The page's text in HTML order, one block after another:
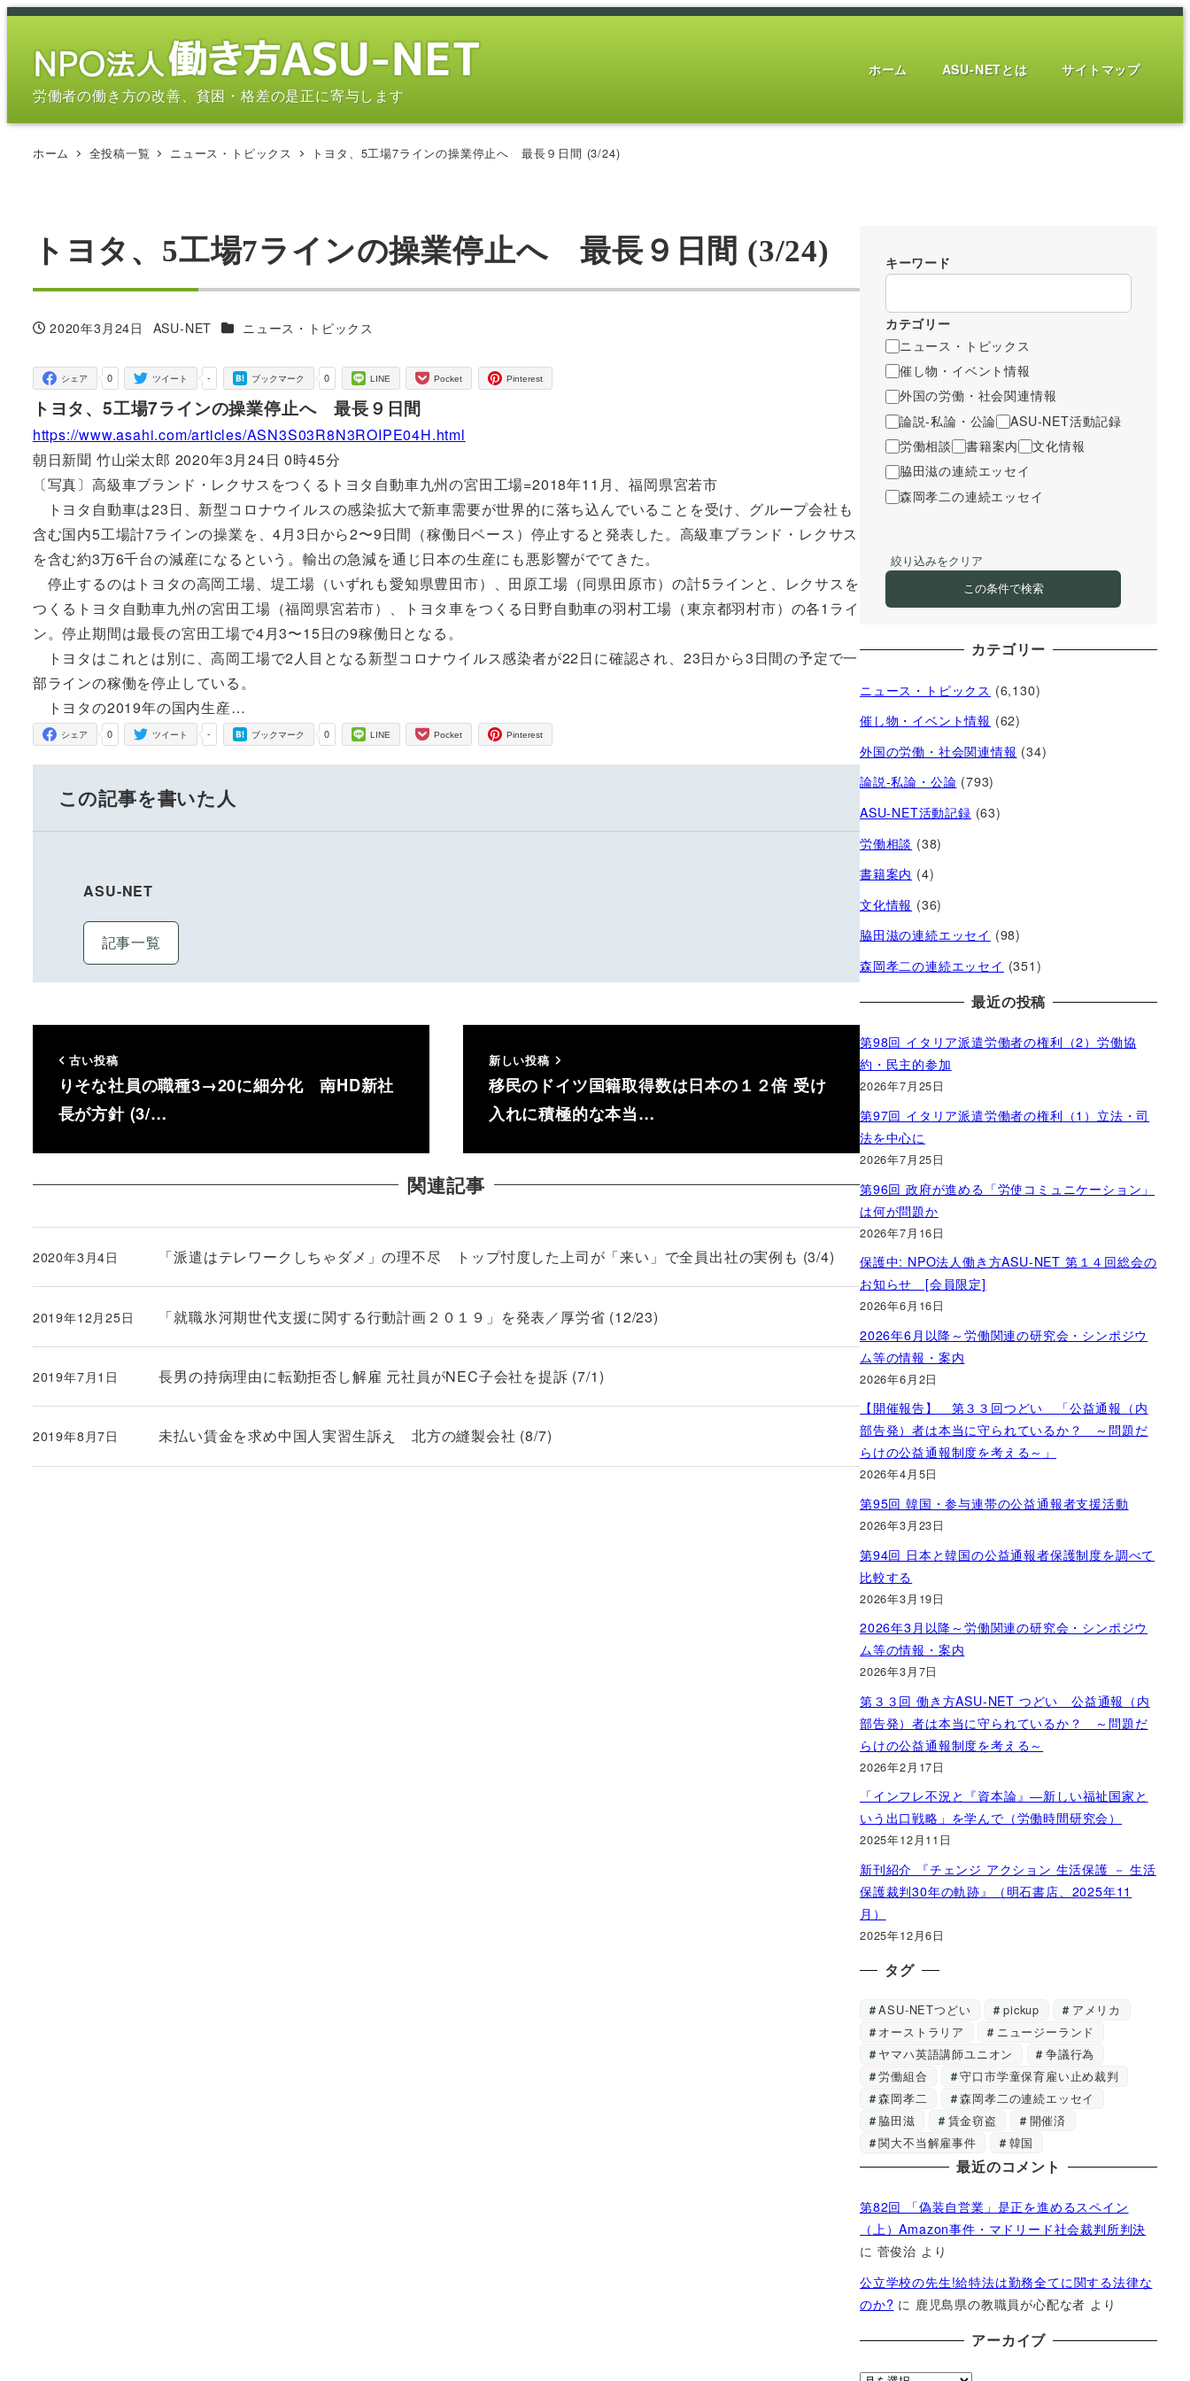
メ
労働者の働き方の改善、貧困・格差の是正に寄与します
ホーム ASU-NETとは サイトマップ
ホーム 全投稿一覧 ニュース・トピックス トヨタ、5工場7ラインの操業停止へ 最長９日間 (3/24)
トヨタ、5工場7ラインの操業停止へ 最長９日間 (3/24)
投稿日
2020年3月24日
著
ASU-NET カテゴリー
ニュース・トピックス
0
シェア -
ツイート 0
ブックマーク LINE Pocket Pinterest
トヨタ、5工場7ラインの操業停止へ 最長９日間
https://www.asahi.com/articles/ASN3S03R8N3ROIPE04H.html
朝日新聞 竹山栄太郎 2020年3月24日 0時45分
〔写真〕高級車ブランド・レクサスをつくるトヨタ自動車九州の宮田工場=2018年11月、福岡県宮若市
トヨタ自動車は23日、新型コロナウイルスの感染拡大で新車需要が世界的に落ち込んでいることを受け、グループ会社も
含む国内5工場計7ラインの操業を、4月3日から2〜9日間（稼働日ベース）停止すると発表した。高級車ブランド・レクサス
を含む約3万6千台の減産になるという。輸出の急減を通じ日本の生産にも悪影響がでてきた。
停止するのはトヨタの高岡工場、堤工場（いずれも愛知県豊田市）、田原工場（同県田原市）の計5ラインと、レクサスを
つくるトヨタ自動車九州の宮田工場（福岡県宮若市）、トヨタ車をつくる日野自動車の羽村工場（東京都羽村市）の各1ライ
ン。停止期間は最長の宮田工場で4月3〜15日の9稼働日となる。
トヨタはこれとは別に、高岡工場で2人目となる新型コロナウイルス感染者が22日に確認され、23日から3日間の予定で一
部ラインの稼働を停止している。
トヨタの2019年の国内生産…
0
シェア -
ツイート 0
ブックマーク LINE Pocket Pinterest
この記事を書いた人
ASU-NET
記事一覧
古い投稿
りそな社員の職種3→20に細分化 南HD新社
長が方針 (3/…
新しい投稿
移民のドイツ国籍取得数は日本の１２倍 受け
入れに積極的な本当…
関連記事
「派遣はテレワークしちゃダメ」の理不尽 トップ忖度した上司が「来い」で全員出社の実例も (3/4)
投稿日
2020年3月4日
「就職氷河期世代支援に関する行動計画２０１９」を発表／厚労省 (12/23)
投稿日
2019年12月25日
長男の持病理由に転勤拒否し解雇 元社員がNEC子会社を提訴 (7/1)
投稿日
2019年7月1日
未払い賃金を求め中国人実習生訴え 北方の縫製会社 (8/7)
投稿日
2019年8月7日
キーワード
カテゴリー
ニュース・トピックス
催し物・イベント情報
外国の労働・社会関連情報
論説-私論・公論
ASU-NET活動記録
労働相談
書籍案内
文化情報
脇田滋の連続エッセイ
森岡孝二の連続エッセイ
絞り込みをクリア
この条件で検索
カテゴリー
ニュース・トピックス (6,130)
催し物・イベント情報 (62)
外国の労働・社会関連情報 (34)
論説-私論・公論 (793)
ASU-NET活動記録 (63)
労働相談 (38)
書籍案内 (4)
文化情報 (36)
脇田滋の連続エッセイ (98)
森岡孝二の連続エッセイ (351)
最近の投稿
第98回 イタリア派遣労働者の権利（2）労働協
約・民主的参加
2026年7月25日
第97回 イタリア派遣労働者の権利（1）立法・司
法を中心に
2026年7月25日
第96回 政府が進める「労使コミュニケーション」
は何が問題か
2026年7月16日
保護中: NPO法人働き方ASU-NET 第１４回総会の
お知らせ [会員限定]
2026年6月16日
2026年6月以降～労働関連の研究会・シンポジウ
ム等の情報・案内
2026年6月2日
【開催報告】 第３３回つどい 「公益通報（内
部告発）者は本当に守られているか？ ～問題だ
らけの公益通報制度を考える～」
2026年4月5日
第95回 韓国・参与連帯の公益通報者支援活動
2026年3月23日
第94回 日本と韓国の公益通報者保護制度を調べて
比較する
2026年3月19日
2026年3月以降～労働関連の研究会・シンポジウ
ム等の情報・案内
2026年3月7日
第３３回 働き方ASU-NET つどい 公益通報（内
部告発）者は本当に守られているか？ ～問題だ
らけの公益通報制度を考える～
2026年2月17日
「インフレ不況と『資本論』―新しい福祉国家と
いう出口戦略」を学んで（労働時間研究会）
2025年12月11日
新刊紹介 『チェンジ アクション 生活保護 － 生活
保護裁判30年の軌跡』（明石書店、2025年11
月）
2025年12月6日
タグ
ASU-NETつどい pickup
アメリカ
オーストラリア
ニュージーランド
ヤマハ英語講師ユニオン
争議行為
労働組合
守口市学童保育雇い止め裁判
森岡孝二
森岡孝二の連続エッセイ
脇田滋
賃金窃盗
開催済
関大不当解雇事件
韓国
最近のコメント
第82回 「偽装自営業」是正を進めるスペイン
（上）Amazon事件・マドリード社会裁判所判決
に 菅俊治 より
公立学校の先生!給特法は勤務全てに関する法律な
のか? に 鹿児島県の教職員が心配な者 より
アーカイブ